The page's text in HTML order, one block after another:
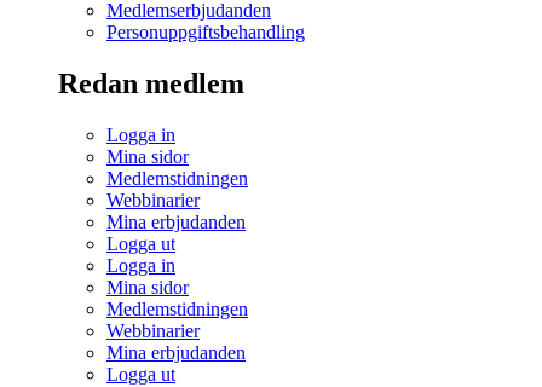
Medlemserbjudanden
Personuppgiftsbehandling
Redan medlem
Logga in
Mina sidor
Medlemstidningen
Webbinarier
Mina erbjudanden
Logga ut
Logga in
Mina sidor
Medlemstidningen
Webbinarier
Mina erbjudanden
Logga ut